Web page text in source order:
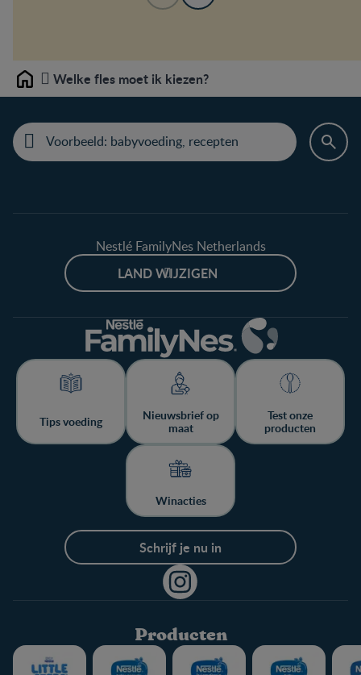
Home Welke fles moet ik kiezen?
Nestlé FamilyNes Netherlands
LAND WIJZIGEN
Tips voeding
Nieuwsbrief op
maat
Test onze
producten
Winacties
Schrijf je nu in
Producten